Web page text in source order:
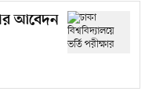
আবেদন